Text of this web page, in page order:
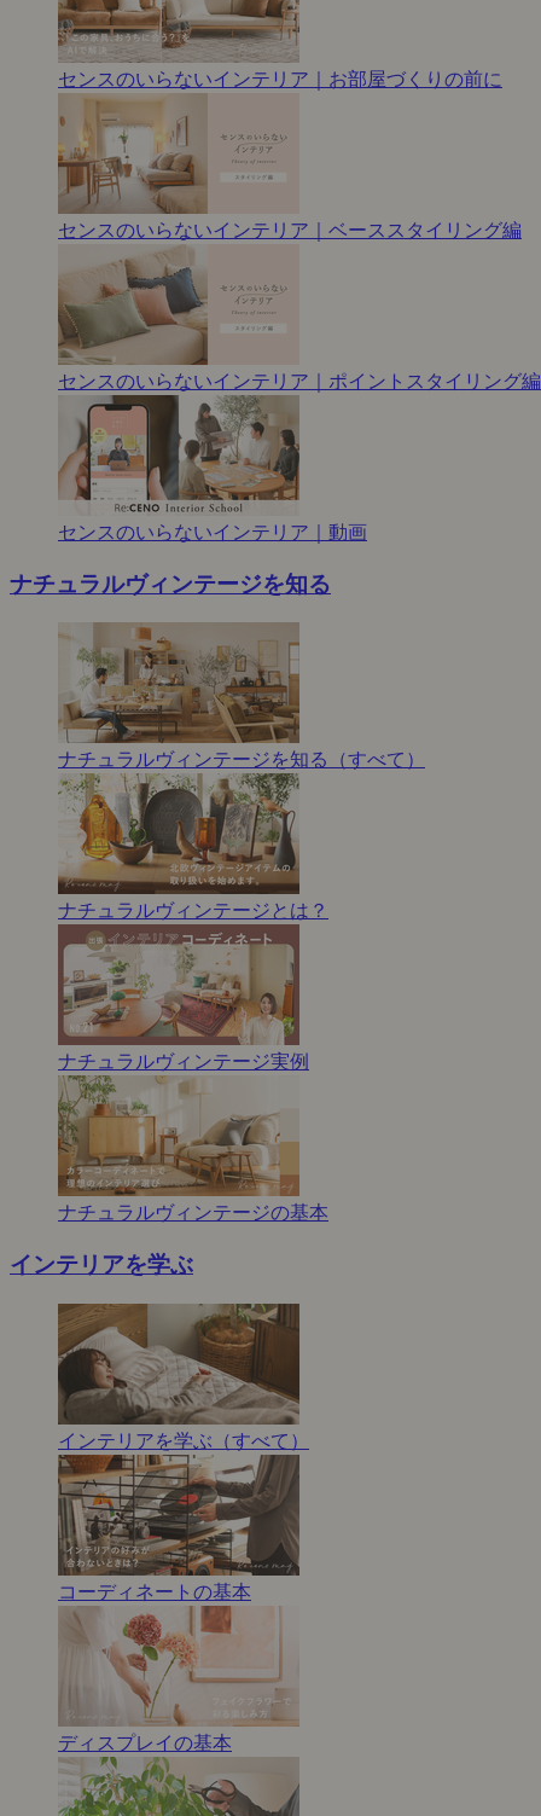
センスのいらないインテリア｜お部屋づくりの前に
センスのいらないインテリア｜ベーススタイリング編
センスのいらないインテリア｜ポイントスタイリング編
センスのいらないインテリア｜動画
ナチュラルヴィンテージを知る
ナチュラルヴィンテージを知る（すべて）
ナチュラルヴィンテージとは？
ナチュラルヴィンテージ実例
ナチュラルヴィンテージの基本
インテリアを学ぶ
インテリアを学ぶ（すべて）
コーディネートの基本
ディスプレイの基本